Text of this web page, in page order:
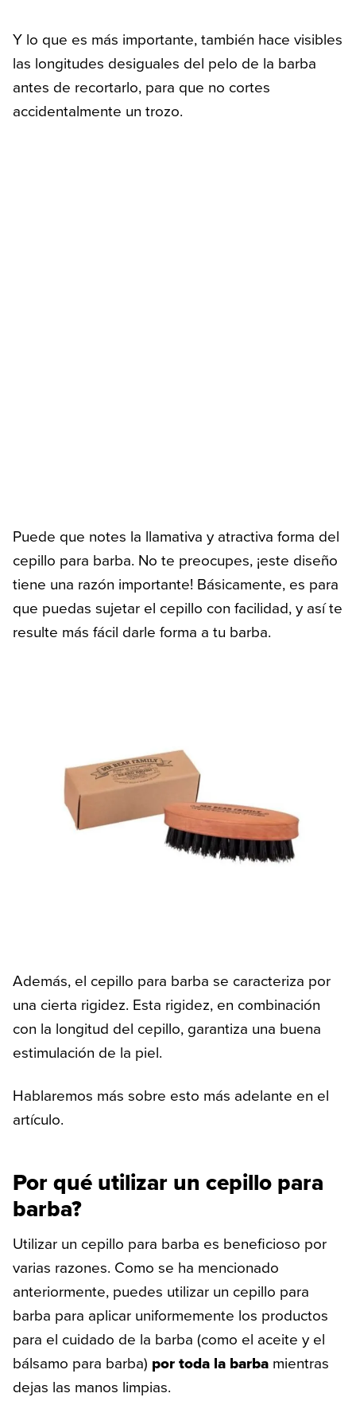
Y lo que es más importante, también hace visibles
las longitudes desiguales del pelo de la barba
antes de recortarlo, para que no cortes
accidentalmente un trozo.
Puede que notes la llamativa y atractiva forma del
cepillo para barba. No te preocupes, ¡este diseño
tiene una razón importante! Básicamente, es para
que puedas sujetar el cepillo con facilidad, y así te
resulte más fácil darle forma a tu barba.
Además, el cepillo para barba se caracteriza por
una cierta rigidez. Esta rigidez, en combinación
con la longitud del cepillo, garantiza una buena
estimulación de la piel.
Hablaremos más sobre esto más adelante en el
artículo.
Por qué utilizar un cepillo para
barba?
Utilizar un cepillo para barba es beneficioso por
varias razones. Como se ha mencionado
anteriormente, puedes utilizar un cepillo para
barba para aplicar uniformemente los productos
para el cuidado de la barba (como el aceite y el
bálsamo para barba) por toda la barba mientras
dejas las manos limpias.